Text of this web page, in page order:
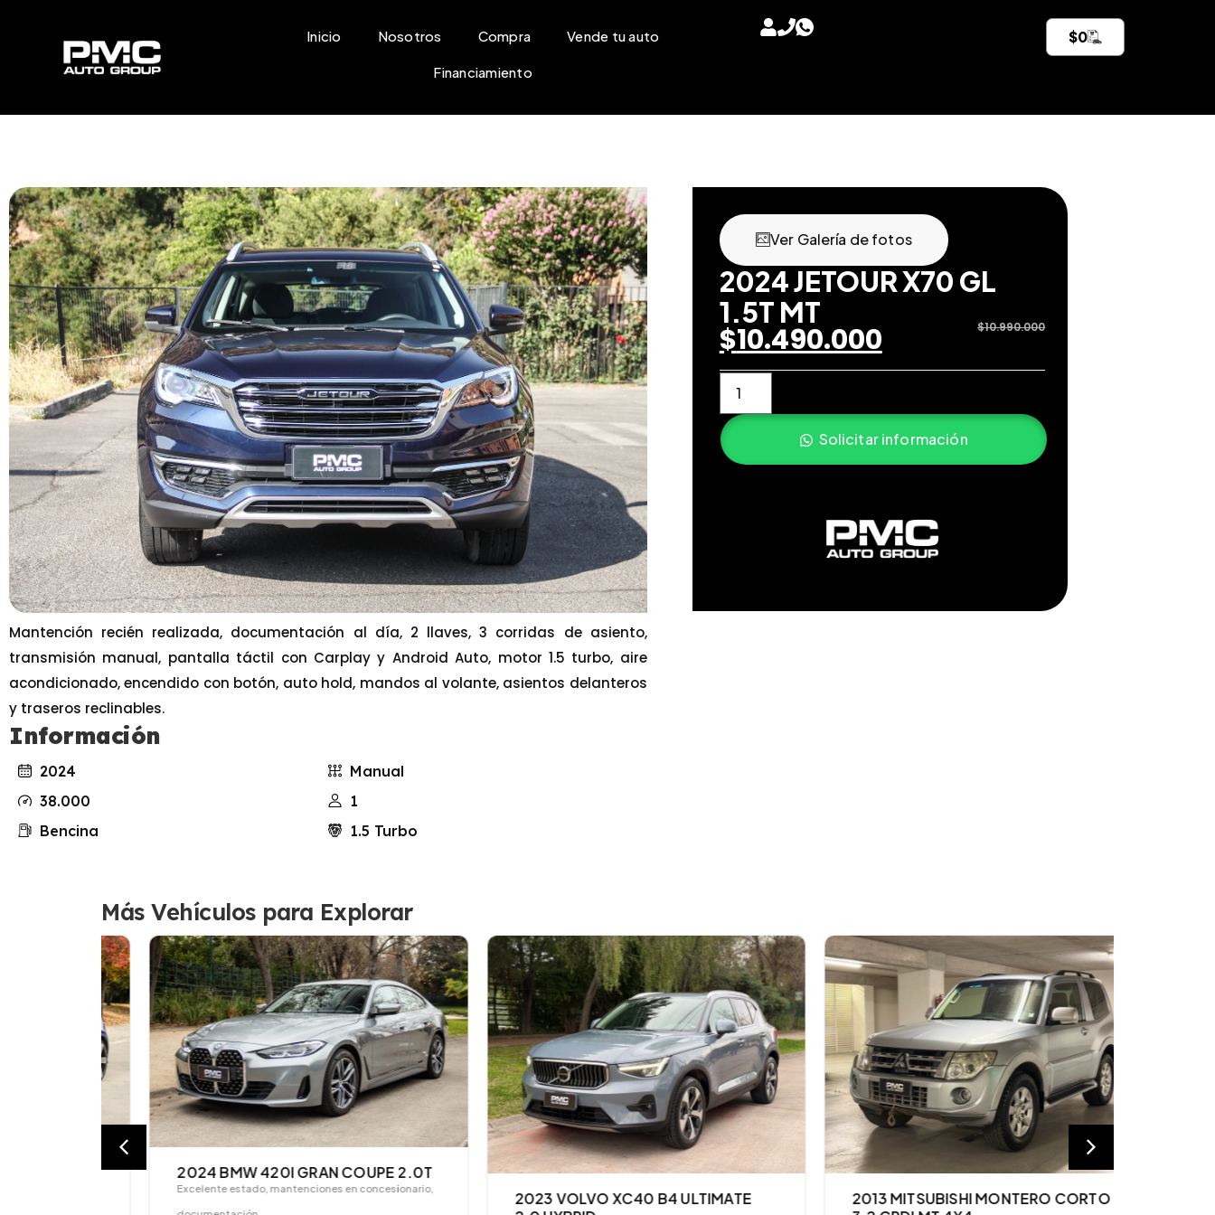
Inicio Nosotros Compra Vende tu auto
Financiamiento
$0
Mantención recién realizada, documentación al día, 2 llaves, 3 corridas de asiento,
transmisión manual, pantalla táctil con Carplay y Android Auto, motor 1.5 turbo, aire
acondicionado, encendido con botón, auto hold, mandos al volante, asientos delanteros
y traseros reclinables.
Información
2024
38.000
Bencina
Manual
1
1.5 Turbo
Ver Galería de fotos
2024 JETOUR X70 GL
1.5T MT
$10.990.000
$10.490.000
Solicitar información
Más Vehículos para Explorar
2024 BMW 420I GRAN COUPE 2.0T
Excelente estado, mantenciones en concesionario,
2023 VOLVO XC40 B4 ULTIMATE
2013 MITSUBISHI MONTERO CORTO